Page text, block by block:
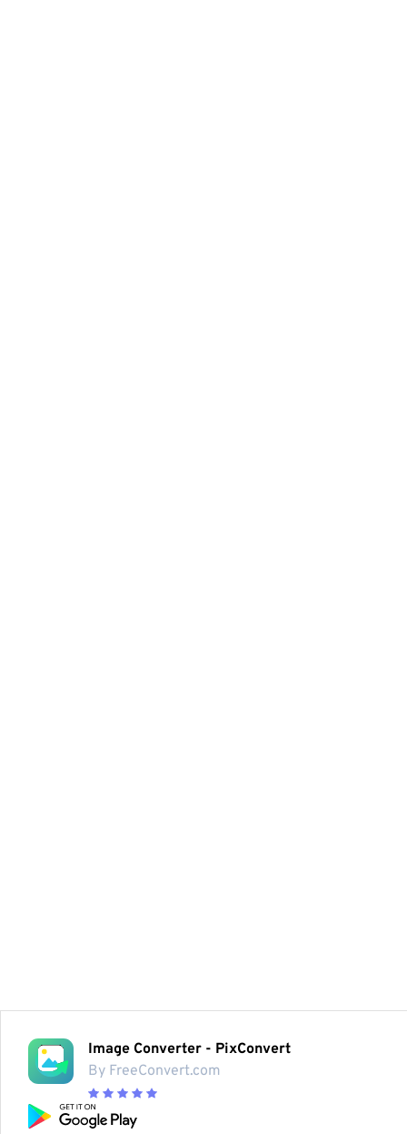
Image Converter - PixConvert
By FreeConvert.com